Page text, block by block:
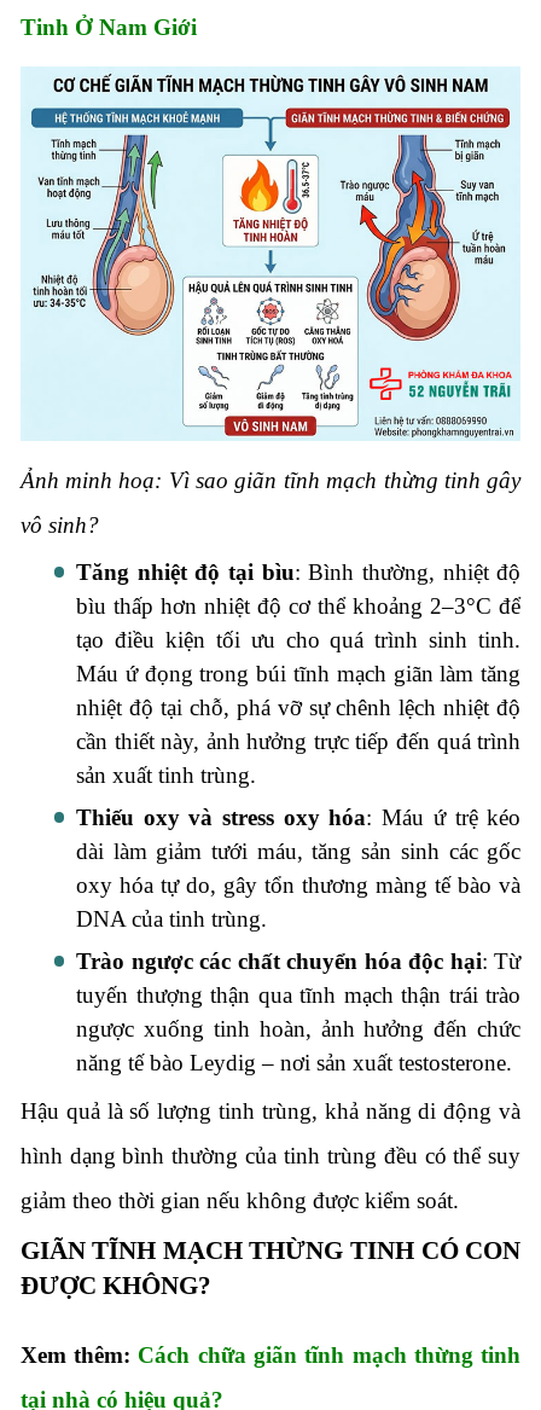
Tinh Ở Nam Giới
Ảnh minh hoạ: Vì sao giãn tĩnh mạch thừng tinh gây
vô sinh?
Tăng nhiệt độ tại bìu: Bình thường, nhiệt độ
bìu thấp hơn nhiệt độ cơ thể khoảng 2–3°C để
tạo điều kiện tối ưu cho quá trình sinh tinh.
Máu ứ đọng trong búi tĩnh mạch giãn làm tăng
nhiệt độ tại chỗ, phá vỡ sự chênh lệch nhiệt độ
cần thiết này, ảnh hưởng trực tiếp đến quá trình
sản xuất tinh trùng.
Thiếu oxy và stress oxy hóa: Máu ứ trệ kéo
dài làm giảm tưới máu, tăng sản sinh các gốc
oxy hóa tự do, gây tổn thương màng tế bào và
DNA của tinh trùng.
Trào ngược các chất chuyển hóa độc hại: Từ
tuyến thượng thận qua tĩnh mạch thận trái trào
ngược xuống tinh hoàn, ảnh hưởng đến chức
năng tế bào Leydig – nơi sản xuất testosterone.
Hậu quả là số lượng tinh trùng, khả năng di động và
hình dạng bình thường của tinh trùng đều có thể suy
giảm theo thời gian nếu không được kiểm soát.
GIÃN TĨNH MẠCH THỪNG TINH CÓ CON
ĐƯỢC KHÔNG?
Xem thêm: Cách chữa giãn tĩnh mạch thừng tinh
tại nhà có hiệu quả?